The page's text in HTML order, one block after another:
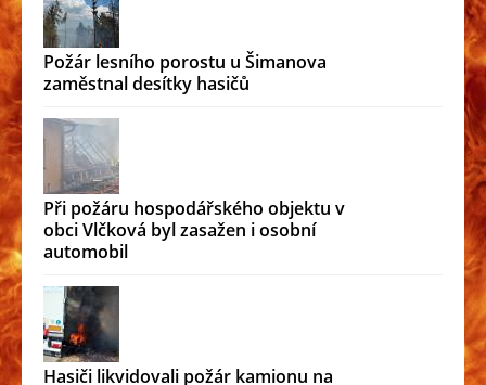
Požár lesního porostu u Šimanova
zaměstnal desítky hasičů
Při požáru hospodářského objektu v
obci Vlčková byl zasažen i osobní
automobil
Hasiči likvidovali požár kamionu na